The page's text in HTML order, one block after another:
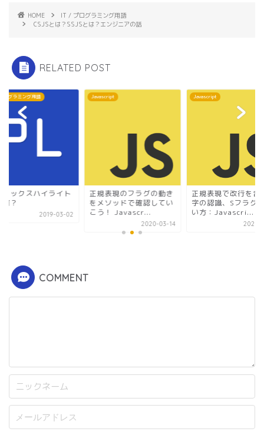
HOME
IT / プログラミング用語
CSJSとは？SSJSとは？エンジニアの話
RELATED POST
ログラミング用語
タックスハイライト
？
2019-03-02
Javascript
正規表現のフラグの動き
をメソッドで確認してい
こう！ Javascr...
2020-03-14
Javascript
正規表現で改行を含
字の認識、Sフラグ
い方：Javascri...
2020-
COMMENT